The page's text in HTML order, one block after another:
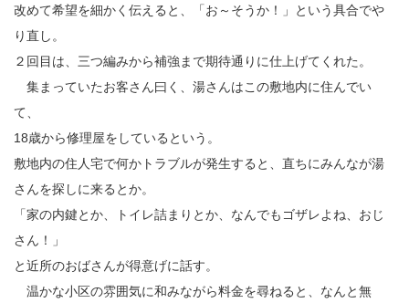
改めて希望を細かく伝えると、「お～そうか！」という具合でや
り直し。
２回目は、三つ編みから補強まで期待通りに仕上げてくれた。
集まっていたお客さん曰く、湯さんはこの敷地内に住んでい
て、
18歳から修理屋をしているという。
敷地内の住人宅で何かトラブルが発生すると、直ちにみんなが湯
さんを探しに来るとか。
「家の内鍵とか、トイレ詰まりとか、なんでもゴザレよね、おじ
さん！」
と近所のおばさんが得意げに話す。
温かな小区の雰囲気に和みながら料金を尋ねると、なんと無